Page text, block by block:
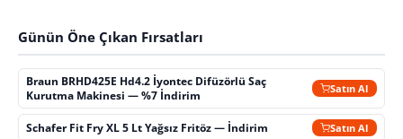
Günün Öne Çıkan Fırsatları
Braun BRHD425E Hd4.2 İyontec Difüzörlü Saç
Kurutma Makinesi — %7 İndirim
Satın Al
Schafer Fit Fry XL 5 Lt Yağsız Fritöz — İndirim Satın Al